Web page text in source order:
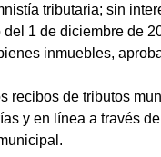
tributaria; sin
1 de diciembre de
inmuebles,
recibos de tributos
y en línea a través